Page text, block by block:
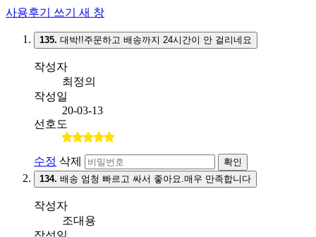
사용후기 쓰기 새 창
135. 대박!!주문하고 배송까지 24시간이 안 걸리네요
작성자
최정의
작성일
20-03-13
선호도
수정 삭제
확인
134. 배송 엄청 빠르고 싸서 좋아요.매우 만족합니다
작성자
조대용